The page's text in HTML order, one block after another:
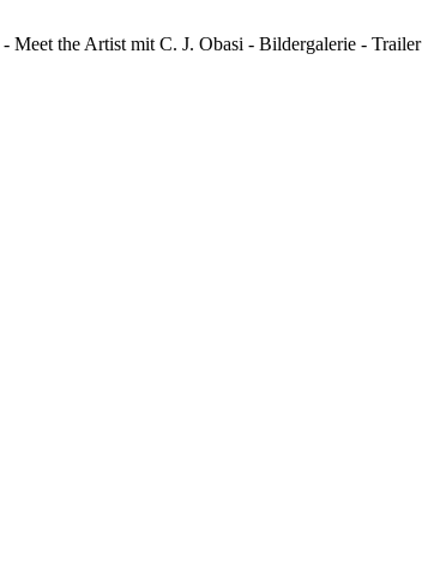
the Artist mit C. J. Obasi - Bildergalerie - Trailer